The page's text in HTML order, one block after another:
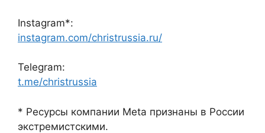
Instagram*:
instagram.com/christrussia.ru/
Telegram:
t.me/christrussia
* Ресурсы компании Meta признаны в России
экстремистскими.